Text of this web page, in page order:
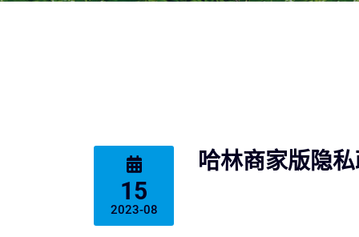
15
2023-08
哈林商家版隐